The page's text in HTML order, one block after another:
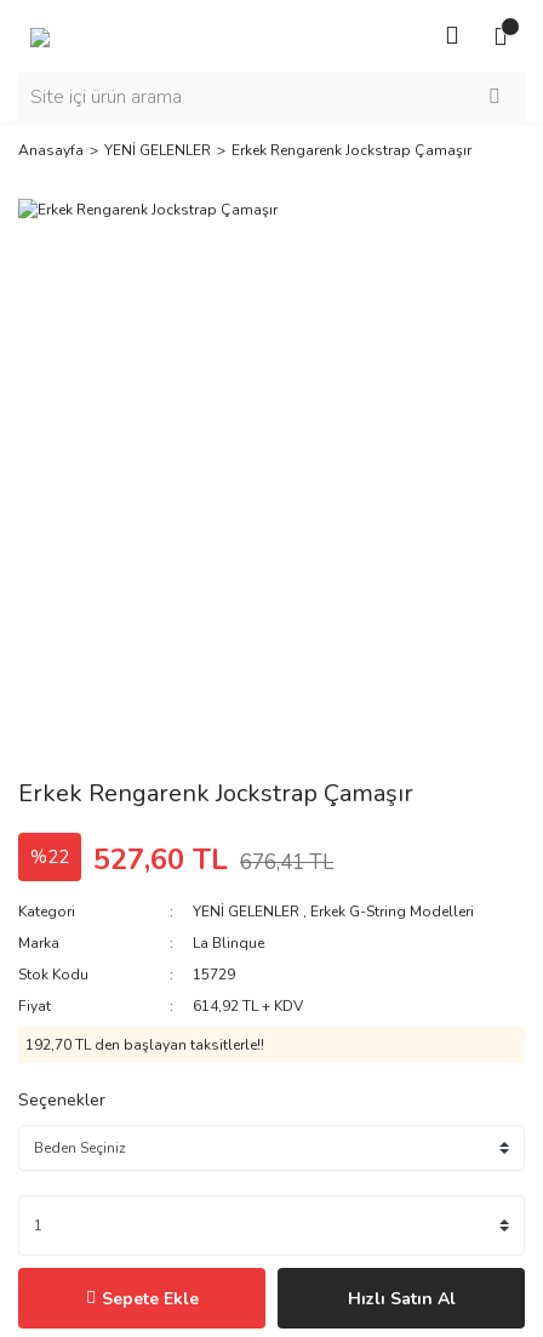
Anasayfa YENİ GELENLER Erkek Rengarenk Jockstrap Çamaşır
Erkek Rengarenk Jockstrap Çamaşır
%22 527,60 TL 676,41 TL
Kategori YENİ GELENLER , Erkek G-String Modelleri
Marka
La Blinque
Stok Kodu
15729
Fiyat
614,92 TL + KDV
192,70 TL den başlayan taksitlerle!!
Seçenekler
Sepete Ekle Hızlı Satın Al